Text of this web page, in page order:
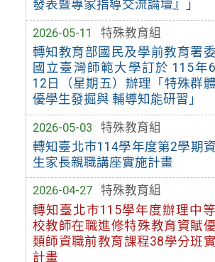
發表暨專家指導交流論壇』」
2026-05-11
特殊教育組
轉知教育部國民及學前教育署
國立臺灣師範大學訂於 115年6
12日（星期五）辦理「特殊群
優學生發掘與 輔導知能研習」
2026-05-03
特殊教育組
轉知臺北市114學年度第2學期
生家長親職講座實施計畫
2026-04-27
特殊教育組
轉知臺北市115學年度辦理中
校教師在職進修特殊教育資賦
類師資職前教育課程38學分班
計畫